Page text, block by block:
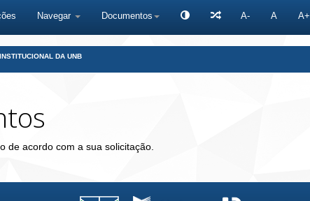
Navegar Documentos A- A A+
DA UNB
de acordo com a sua solicitação.